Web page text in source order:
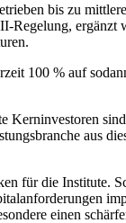
bis zu
ergänzt
100 % auf
Kerninvestoren
aus
für die Institute.
einen